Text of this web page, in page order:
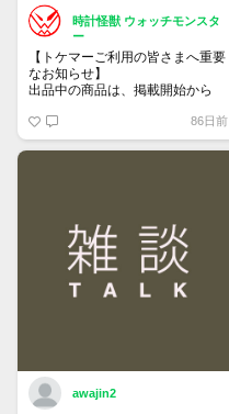
時計怪獣 ウォッチモンスタ
ー
【トケマーご利用の皆さまへ重要
なお知らせ】
出品中の商品は、掲載開始から
「下書き」へ戻ります。
トップページでお気に入り登録が
できるようになりました。
86日前
awajin2